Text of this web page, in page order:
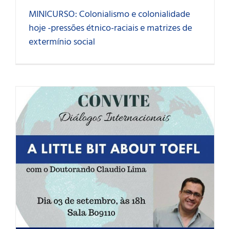
MINICURSO: Colonialismo e colonialidade
hoje -pressões étnico-raciais e matrizes de
extermínio social